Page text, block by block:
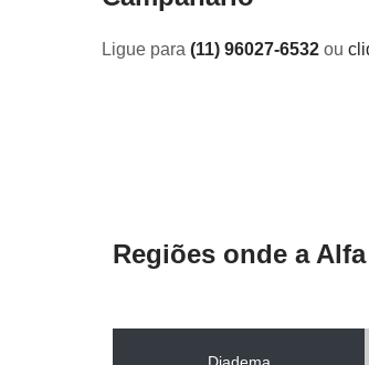
Ligue para (11) 96027-6532 ou
Regiões onde a